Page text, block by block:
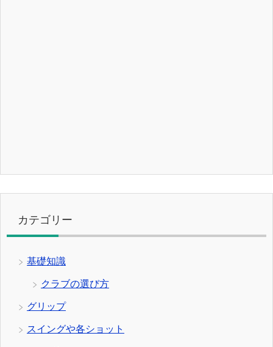
カテゴリー
基礎知識
クラブの選び方
グリップ
スイングや各ショット